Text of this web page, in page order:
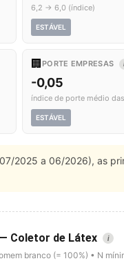
6,2 → 6,0 (índice)
ESTÁVEL
🏢 PORTE EMPRESAS
-0,05
índice de porte médio
ESTÁVEL
2025 a 06/2026), as
Coletor de Látex i
branco (= 100%) • N